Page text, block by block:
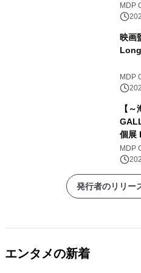
MDP
映画
MDP
【
個展
MDP
発行者のリリー
エンタメの新着